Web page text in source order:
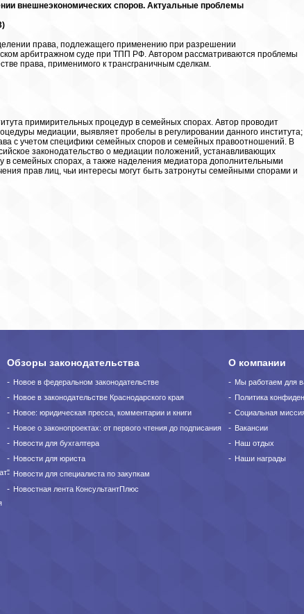
внешнеэкономических споров. Актуальные проблемы
права, подлежащего применению при разрешении
арбитражном суде при ТПП РФ. Автором рассматриваются проблемы
права, применимого к трансграничным сделкам.
примирительных процедур в семейных спорах. Автор проводит
медиации, выявляет пробелы в регулировании данного института;
с учетом специфики семейных споров и семейных правоотношений. В
законодательство о медиации положений, устанавливающих
семейных спорах, а также наделения медиатора дополнительными
прав лиц, чьи интересы могут быть затронуты семейными спорами и
Обзоры законодательства
Новое в федеральном законодательстве
Новое в законодательстве Краснодарского края
Новое: юридическая пресса, комментарии и книги
Новое о законопроектах: от первого чтения до подписания
Новости для бухгалтера
Новости для юриста
Новости для специалиста по закупкам
Новостная лента КонсультантПлюс
О компании
Мы работаем для
Политика
Социальная
Вакансии
Наш отдых
Наши награды